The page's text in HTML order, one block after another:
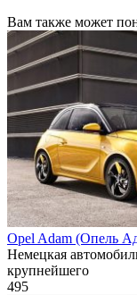
Вам также может
Opel Adam (Опель
Немецкая
крупнейшего
495